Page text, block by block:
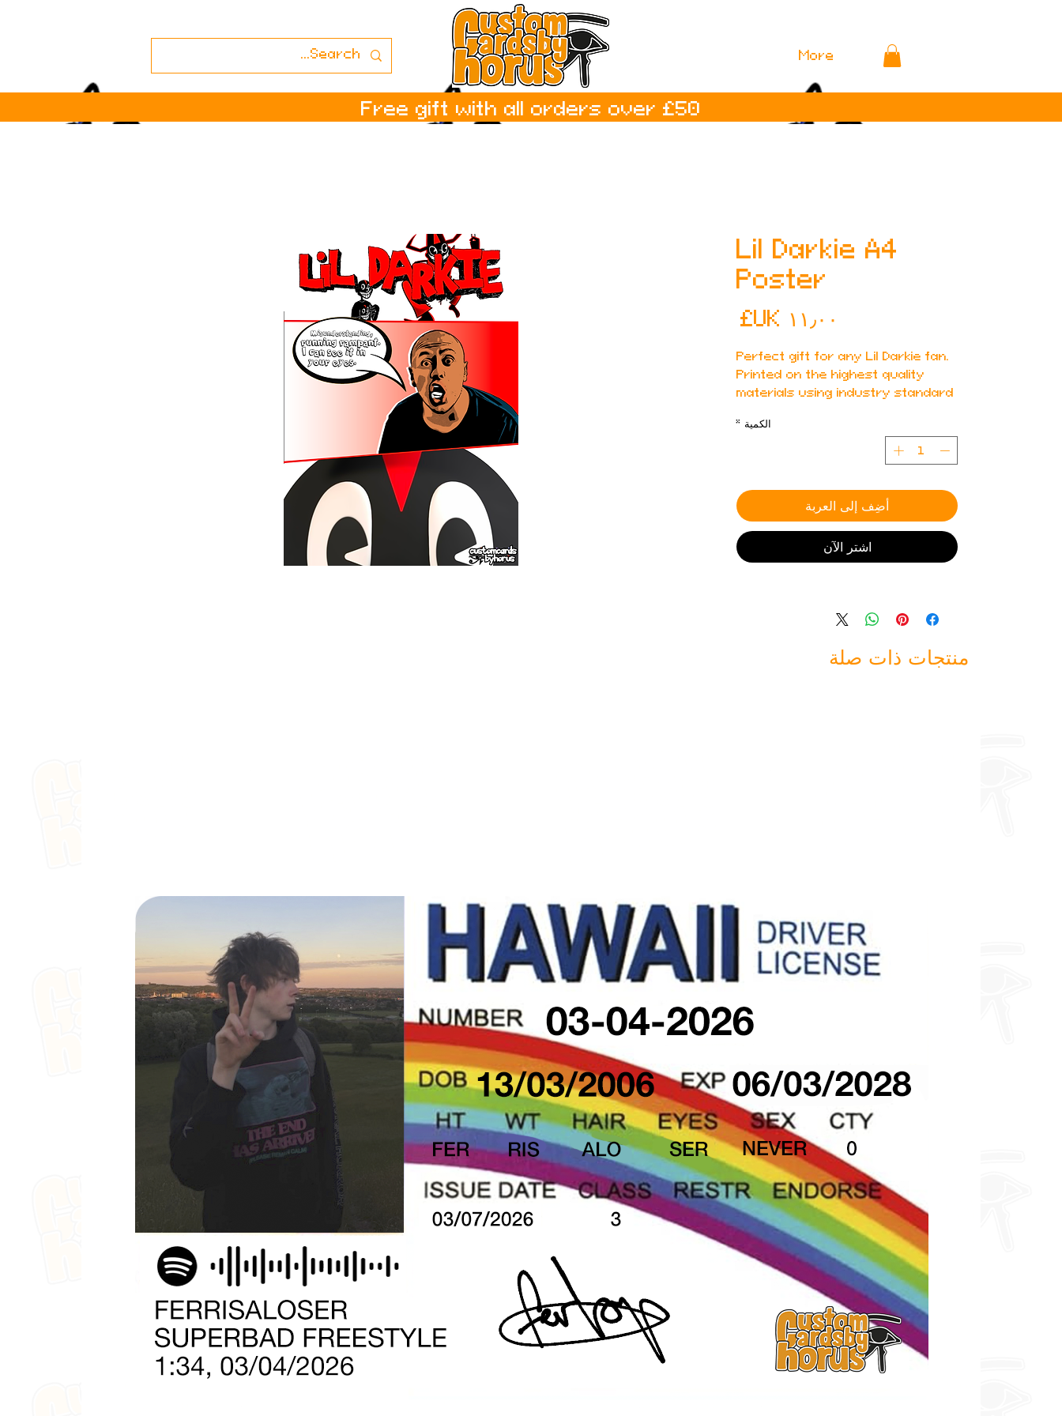
More
Free gift with all orders over £50
Lil Darkie A4
Poster
السعر
Perfect gift for any Lil Darkie fan.
Printed on the highest quality
materials using industry standard
الكمية *
أضِف إلى العربة
اشترِ الآن
منتجات ذات صلة